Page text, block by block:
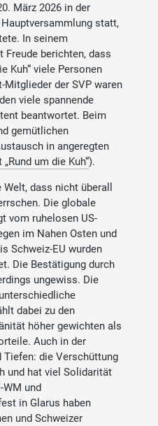
März 2026 in der
statt,
In seinem
berichten, dass
Kuh“ viele Personen
der SVP waren
viele spannende
beantwortet. Beim
gemütlichen
in angeregten
„Rund um die Kuh“).
dass nicht überall
Die globale
vom ruhelosen US-
im Nahen Osten und
Schweiz-EU wurden
Die Bestätigung durch
ungewiss. Die
dabei zu den
höher gewichten als
Auch in der
Tiefen: die Verschüttung
und hat viel Solidarität
WM und
in Glarus haben
und Schweizer